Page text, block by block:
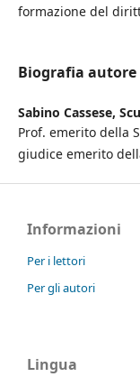
formazione del
Biografia autore
Sabino Cassese,
Prof. emerito della
giudice emerito
Informazioni
Per i lettori
Per gli autori
Lingua